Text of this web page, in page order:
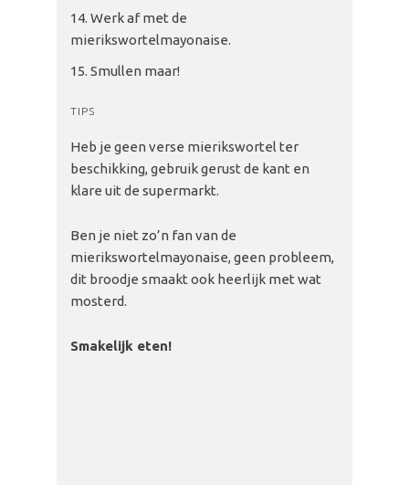
Werk af met de
mierikswortelmayonaise.
Smullen maar!
TIPS
Heb je geen verse mierikswortel ter
beschikking, gebruik gerust de kant en
klare uit de supermarkt.
Ben je niet zo’n fan van de
mierikswortelmayonaise, geen probleem,
dit broodje smaakt ook heerlijk met wat
mosterd.
Smakelijk eten!